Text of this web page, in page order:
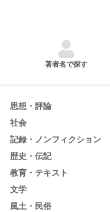
著者名で探す
思想・評論
社会
記録・ノンフィクション
歴史・伝記
教育・テキスト
文学
風土・民俗